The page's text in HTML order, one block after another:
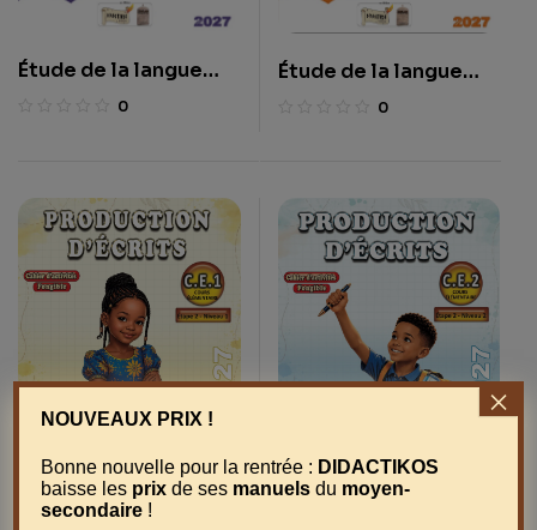
Étude de la langue
0
Étude de la langue
0
NOUVEAUX PRIX !
Bonne nouvelle pour la rentrée : DIDACTIKOS
baisse les prix de ses manuels du moyen-
secondaire !
×